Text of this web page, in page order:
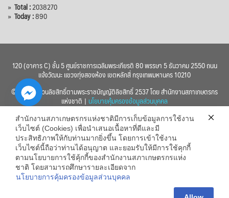
» Total :2038270
» Today :890
120 (อาคาร C) ชั้น 5 ศูนย์ราชการเฉลิมพระเกียรติ 80 พรรษา 5 ธันวาคม 2550 ถนน
แจ้งวัฒนะ แขวงทุ่งสองห้อง เขตหลักสี่ กรุงเทพมหานคร 10210
© 2560 สงวนลิขสิทธิ์ตามพระราชบัญญัติลิขสิทธิ์ 2537 โดย สำนักงานสภาเกษตรกร
แห่งชาติ | นโยบายคุ้มครองข้อมูลส่วนบุคคล
สำนักงานสภาเกษตรกรแห่งชาติมีการเก็บข้อมูลการใช้งาน
เว็บไซต์ (Cookies) เพื่อนำเสนอเนื้อหาที่ดีและมี
ประสิทธิภาพให้กับท่านมากยิ่งขึ้น โดยการเข้าใช้งาน
เว็บไซต์นี้ถือว่าท่านได้อนุญาต และยอมรับให้มีการใช้คุกกี้
ตามนโยบายการใช้คุ้กกี้ของสำนักงานสภาเกษตรกรแห่ง
ชาติ โดยสามารถศึกษารายละเอียดจาก
นโยบายการคุ้มครองข้อมูลส่วนบุคคล
Hide
chaty